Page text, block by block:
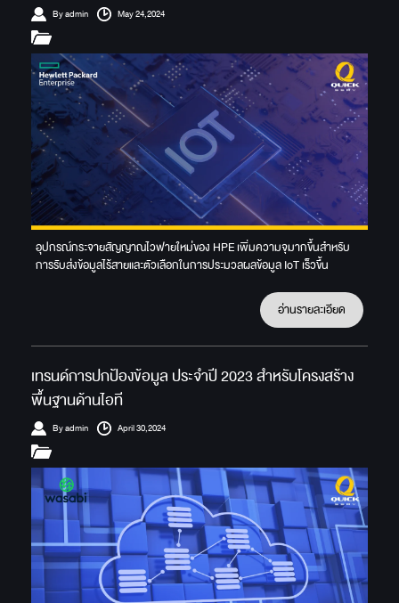
By admin May 24,2024
อุปกรณ์กระจายสัญญาณไวฟายใหม่ของ HPE เพิ่มความจุมากขึ้นสำหรับ
การรับส่งข้อมูลไร้สายและตัวเลือกในการประมวลผลข้อมูล IoT เร็วขึ้น
อ่านรายละเอียด
เทรนด์การปกป้องข้อมูล ประจำปี 2023 สำหรับโครงสร้าง
พื้นฐานด้านไอที
By admin April 30,2024